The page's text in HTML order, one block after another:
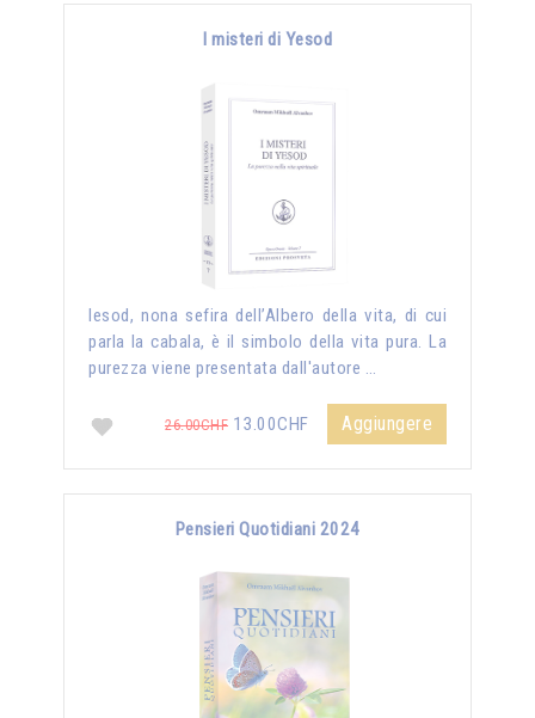
I misteri di Yesod
Iesod, nona sefira dell’Albero della vita, di cui
parla la cabala, è il simbolo della vita pura. La
purezza viene presentata dall'autore …
26.00CHF 13.00CHF Aggiungere
Pensieri Quotidiani 2024